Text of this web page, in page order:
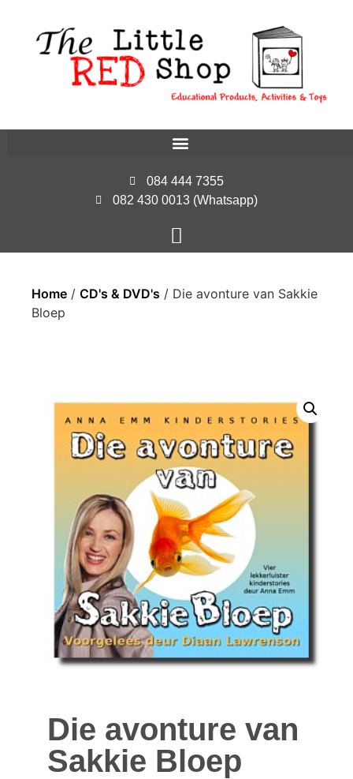
084 444 7355
082 430 0013 (Whatsapp)
Home / CD's & DVD's / Die avonture van Sakkie
Bloep
Die avonture van
Sakkie Bloep